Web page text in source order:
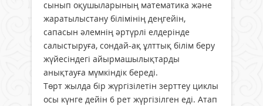
сынып оқушыларының математика және
жаратылыстану білімінің деңгейін,
сапасын әлемнің әртүрлі елдерінде
салыстыруға, сондай-ақ ұлттық білім беру
жүйесіндегі айырмашылықтарды
анықтауға мүмкіндік береді.
Төрт жылда бір жүргізілетін зерттеу циклы
осы күнге дейін 6 рет жүргізілген еді. Атап